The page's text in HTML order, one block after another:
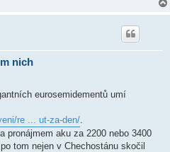
nich
eurosemidementů umí
re ... ut-za-den/
pronájmem aku za 2200 nebo 3400
tom nejen v Chechostánu skočil